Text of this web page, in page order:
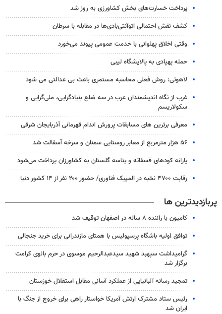
پرداخت خسارت‌های بخش کشاورزی به‌ روز شد
کشف نقش احتمالی اتوآنتی‌بادی‌ها در مقابله با سرطان
وقتی اخلاق پهلوانی با خدمت عمومی پیوند می‌خورد
حمله پهپادی به پالایشگاه لیبی
لاهوتی: روش فعلی محاسبه مستمری باعث بی عدالتی می شود
غرب از نگاه اندیشمندان عرب در سه ضلع بنیادگرایی، ملی‌گرایی و
سکولاریسم
معرفی برترین های مسابقات پرورش اندام قهرمانی آذربایجان شرقی
۵۶ هزار مترمربع از معابر روستایی سمنان و سرخه آسفالت شد
یارانه کودهای فسفاته و پتاسه گلستان به کشاورزان پرداخت می‌شود
رقابت ۴۷۰۰ نخبه در المپیک فناوری/ حضور ۲۰۰ نفر از ۱۴ کشور دنیا
پربازدیدترین ها
کامیون با راننده ۸ ساله در اصفهان توقیف شد
توافق اولیه باشگاه پرسپولیس با همتای مازندرانی برای خرید جنجالی
گرامیداشت سپهبد شهید سیدعبدالرحیم موسوی در حرم بانوی کرامت
برگزار شد
تمجید رسانه آلبانیایی از عملکرد آسانی مقابل استقلال خوزستان
رئیس ستاد مشترک ارتش آمریکا خواستار راهی برای خروج از جنگ با
ایران شد